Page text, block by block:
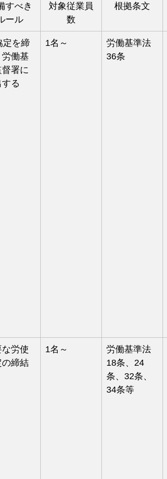
すべき
ール
対象従業員
数
根拠条文
定を締
働基
署に
る
1名～
労働基準法
36条
労使
の締結
1名～
労働基準法
18条、24
条、32条、
34条等